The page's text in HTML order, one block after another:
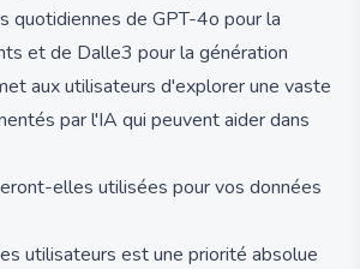
quotidiennes de GPT-4o pour la
et de Dalle3 pour la génération
aux utilisateurs d'explorer une vaste
par l'IA qui peuvent aider dans
elles utilisées pour vos données
utilisateurs est une priorité absolue